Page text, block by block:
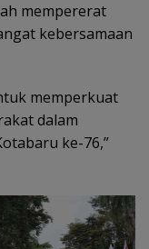
mempererat
kebersamaan
memperkuat
dalam
ke-76,”